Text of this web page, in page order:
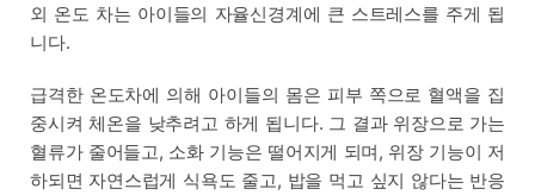
외 온도 차는 아이들의 자율신경계에 큰 스트레스를 주게 됩
니다.
급격한 온도차에 의해 아이들의 몸은 피부 쪽으로 혈액을 집
중시켜 체온을 낮추려고 하게 됩니다. 그 결과 위장으로 가는
혈류가 줄어들고, 소화 기능은 떨어지게 되며, 위장 기능이 저
하되면 자연스럽게 식욕도 줄고, 밥을 먹고 싶지 않다는 반응